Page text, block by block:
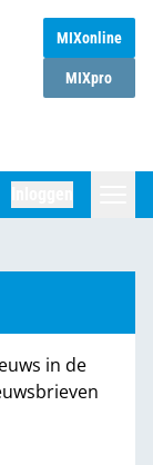
MIXonline
MIXpro
in de